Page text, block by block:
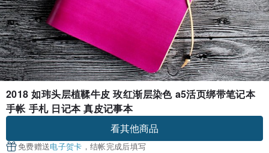
2018 如玮头层植鞣牛皮 玫红渐层染色 a5活页绑带笔记本
手帐 手札 日记本 真皮记事本
看其他商品
免费赠送电子贺卡 ，结帐完成后填写